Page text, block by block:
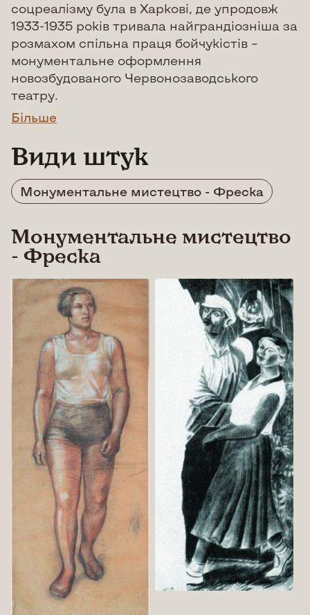
соцреалізму була в Харкові, де упродовж
1933-1935 років тривала найграндіозніша за
розмахом спільна праця бойчукістів –
монументальне оформлення
новозбудованого Червонозаводського
театру.
Більше
Види штук
Монументальне мистецтво - Фреска
Монументальне мистецтво
- Фреска